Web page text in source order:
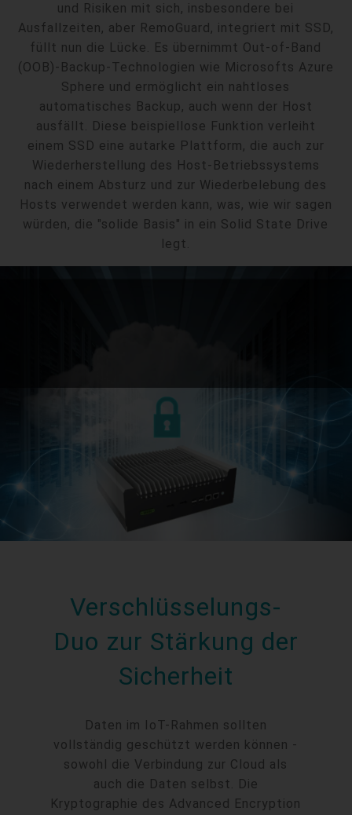
und Risiken mit sich, insbesondere bei
Ausfallzeiten, aber RemoGuard, integriert mit SSD,
füllt nun die Lücke. Es übernimmt Out-of-Band
(OOB)-Backup-Technologien wie Microsofts Azure
Sphere und ermöglicht ein nahtloses
automatisches Backup, auch wenn der Host
ausfällt. Diese beispiellose Funktion verleiht
einem SSD eine autarke Plattform, die auch zur
Wiederherstellung des Host-Betriebssystems
nach einem Absturz und zur Wiederbelebung des
Hosts verwendet werden kann, was, wie wir sagen
würden, die "solide Basis" in ein Solid State Drive
legt.
Verschlüsselungs-
Duo zur Stärkung der
Sicherheit
Daten im IoT-Rahmen sollten
vollständig geschützt werden können -
sowohl die Verbindung zur Cloud als
auch die Daten selbst. Die
Kryptographie des Advanced Encryption